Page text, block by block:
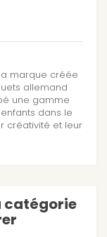
marque créée
allemand
une gamme
dans le
créativité et leur
catégorie